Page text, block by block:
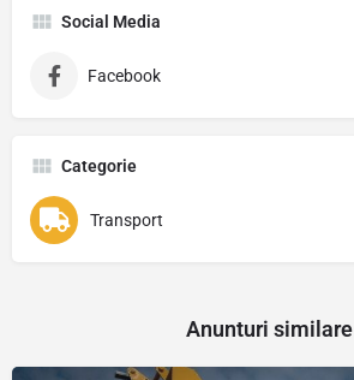
Social Media
Facebook
Categorie
Transport
Anunturi similare